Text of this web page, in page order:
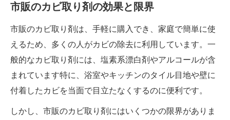
市販のカビ取り剤の効果と限界
市販のカビ取り剤は、手軽に購入でき、家庭で簡単に使
えるため、多くの人がカビの除去に利用しています。一
般的なカビ取り剤には、塩素系漂白剤やアルコールが含
まれています特に、浴室やキッチンのタイル目地や壁に
付着したカビを当面で目立たなくするのに便利です。
しかし、市販のカビ取り剤にはいくつかの限界がありま